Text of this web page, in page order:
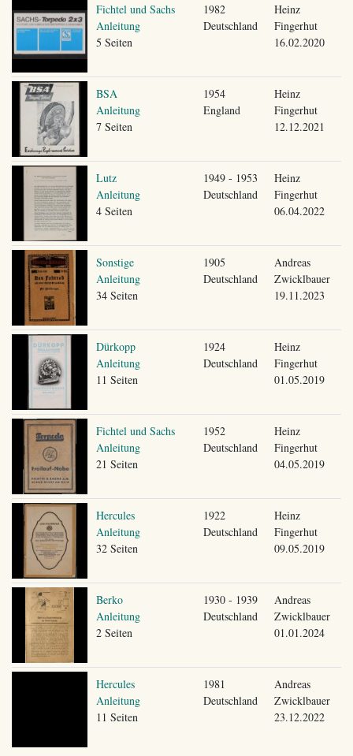
Fichtel und Sachs
Anleitung
5 Seiten
1982
Deutschland
Heinz
Fingerhut
16.02.2020
BSA
Anleitung
7 Seiten
1954
England
Heinz
Fingerhut
12.12.2021
Lutz
Anleitung
4 Seiten
1949 - 1953
Deutschland
Heinz
Fingerhut
06.04.2022
Sonstige
Anleitung
34 Seiten
1905
Deutschland
Andreas
Zwicklbauer
19.11.2023
Dürkopp
Anleitung
11 Seiten
1924
Deutschland
Heinz
Fingerhut
01.05.2019
Fichtel und Sachs
Anleitung
21 Seiten
1952
Deutschland
Heinz
Fingerhut
04.05.2019
Hercules
Anleitung
32 Seiten
1922
Deutschland
Heinz
Fingerhut
09.05.2019
Berko
Anleitung
2 Seiten
1930 - 1939
Deutschland
Andreas
Zwicklbauer
01.01.2024
Hercules
Anleitung
11 Seiten
1981
Deutschland
Andreas
Zwicklbauer
23.12.2022